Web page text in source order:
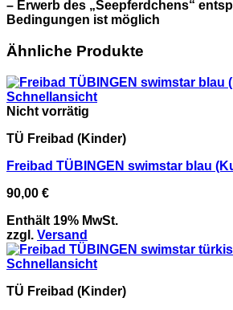
– Erwerb des „Seepferdchens“
Bedingungen ist möglich
Ähnliche Produkte
Schnellansicht
Nicht vorrätig
TÜ Freibad (Kinder)
Freibad TÜBINGEN swimstar blau
90,00 €
Enthält 19% MwSt.
zzgl. Versand
Schnellansicht
TÜ Freibad (Kinder)